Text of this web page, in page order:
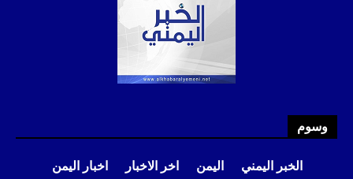
وسوم
الخبر اليمني اليمن اخر الاخبار
اخبار اليمن